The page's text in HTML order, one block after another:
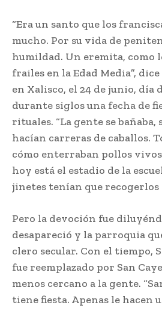
“Era un santo que los
mucho. Por su vida de
humildad. Un eremita, como
frailes en la Edad Media”,
en Xalisco, el 24 de junio, día
durante siglos una fecha de
rituales. “La gente se bañaba,
hacían carreras de caballos.
cómo enterraban pollos
hoy está el estadio de la
jinetes tenían que recogerlos
Pero la devoción fue
desapareció y la parroquia
clero secular. Con el tiempo,
fue reemplazado por San
menos cercano a la gente.
tiene fiesta. Apenas le hacen